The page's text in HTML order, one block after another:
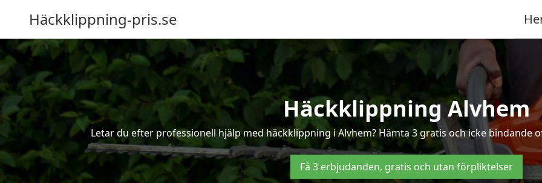
Häckklippning-pris.se
Häckklippning Alvhem
Letar du efter professionell hjälp med häckklippning i Alvhem? Hämta 3 gratis och icke bindande
Få 3 erbjudanden, gratis och utan förpliktelser